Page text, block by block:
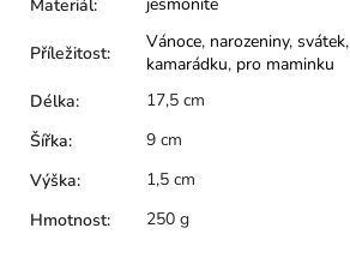
Materiál: jesmonite
Příležitost:
Vánoce, narozeniny, svátek,
kamarádku, pro maminku
Délka:
17,5 cm
Šířka:
9 cm
Výška:
1,5 cm
Hmotnost: 250 g